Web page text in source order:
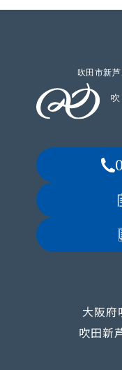
吹田市新
大阪
吹田新